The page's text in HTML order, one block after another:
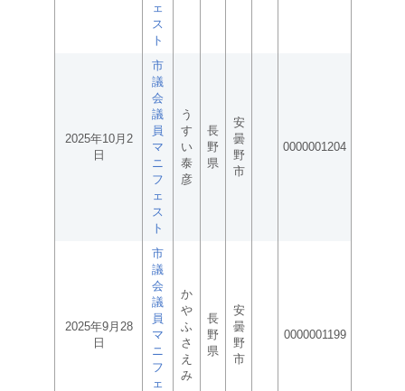
ェ
ス
ト
2025年10月2
日
市
議
会
議
員
マ
ニ
フ
ェ
ス
ト
う
す
い
泰
彦
長
野
県
安
曇
野
市
0000001204
2025年9月28
日
市
議
会
議
員
マ
ニ
フ
ェ
か
や
ふ
さ
え
み
長
野
県
安
曇
野
市
0000001199